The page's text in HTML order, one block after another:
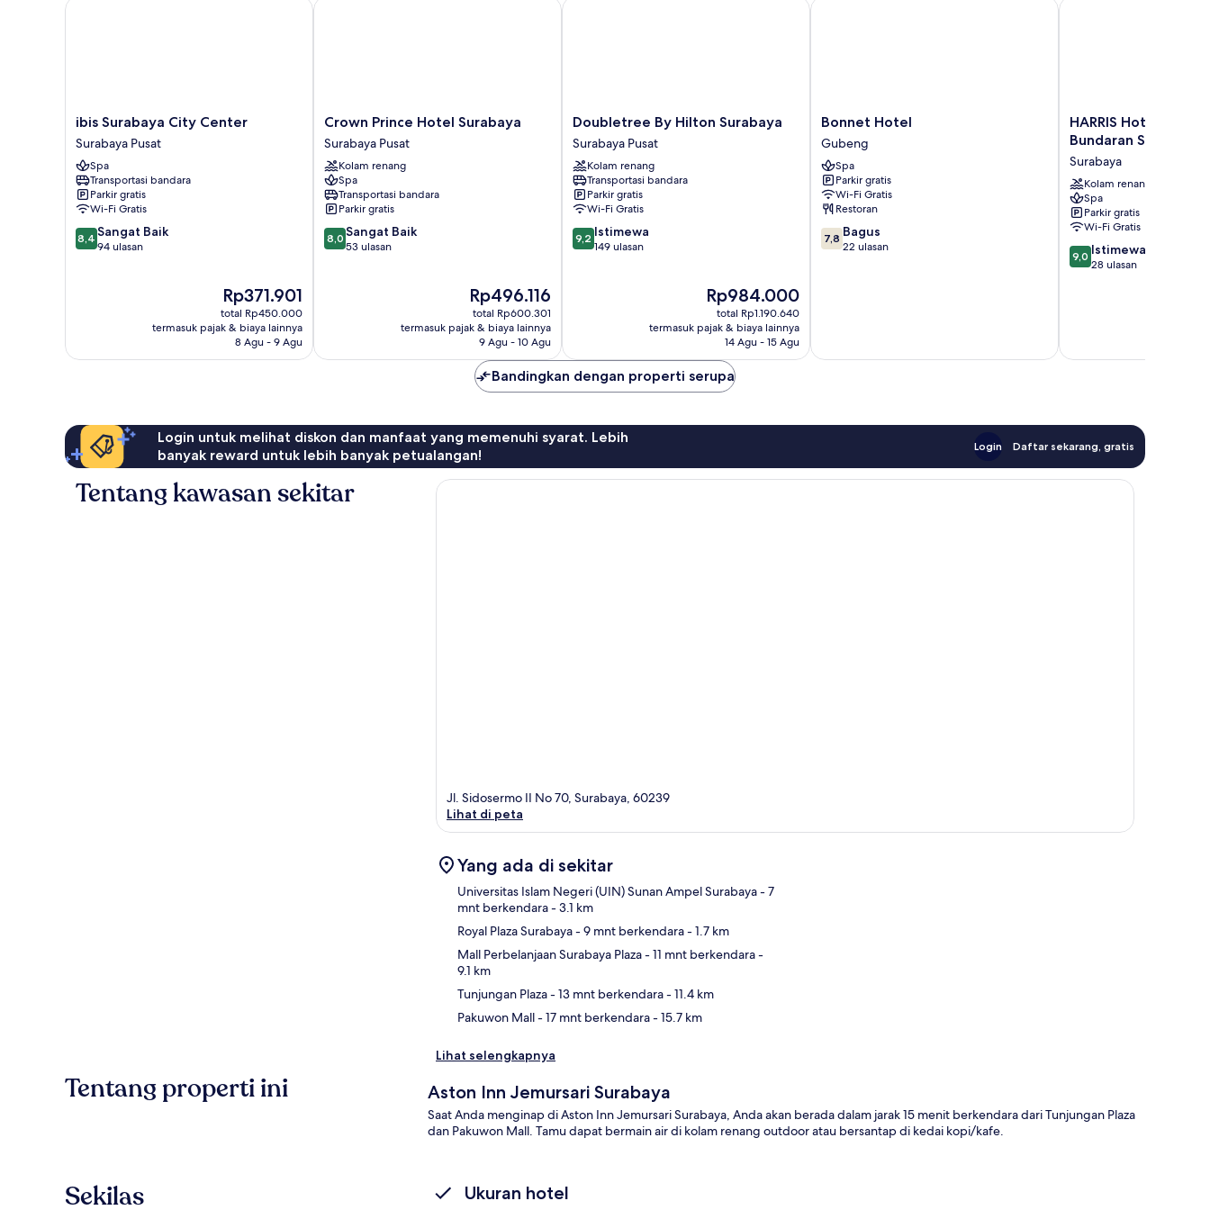
ibis
Surabaya
City
Center
Surabaya
Pusat
ibis Surabaya City Center
Surabaya Pusat
Spa
Transportasi bandara
Parkir gratis
Wi-Fi Gratis
8.4
dari
8,4 Sangat Baik
94 ulasan
Harga
sekarang
Rp371.901
Rp371.901
total Rp450.000
termasuk pajak & biaya lainnya
8 Agu - 9 Agu
ibis Surabaya City Center
Crown
Prince
Hotel
Surabaya
Surabaya
Pusat
Crown Prince Hotel Surabaya
Surabaya Pusat
Kolam renang
Spa
Transportasi bandara
Parkir gratis
8.0
dari
8,0 Sangat Baik
53 ulasan
Harga
sekarang
Rp496.116
Rp496.116
total Rp600.301
termasuk pajak & biaya lainnya
9 Agu - 10 Agu
Crown Prince Hotel Surabaya
Doubletree
By
Hilton
Surabaya
Surabaya
Pusat
Doubletree By Hilton Surabaya
Surabaya Pusat
Kolam renang
Transportasi bandara
Parkir gratis
Wi-Fi Gratis
9.2
dari
9,2 Istimewa
149 ulasan
Harga
sekarang
Rp984.000
Rp984.000
total Rp1.190.640
termasuk pajak & biaya lainnya
14 Agu - 15 Agu
Doubletree By Hilton Surabaya
Bonnet
Hotel
Gubeng
Bonnet Hotel
Gubeng
Spa
Parkir gratis
Wi-Fi Gratis
Restoran
7.8
dari
7,8 Bagus
22 ulasan
Bonnet Hotel
HARRIS
Hotel
Conventions
Bundaran
Satelit
Surabaya
Surabaya
HARRIS Hotel &
Bundaran Satelit
Surabaya
Kolam renang
Spa
Parkir gratis
Wi-Fi Gratis
9.0
dari
9,0 Istimewa
28 ulasan
HARRIS Hotel &
Bandingkan dengan properti serupa
Login untuk melihat diskon dan manfaat yang memenuhi syarat. Lebih
banyak reward untuk lebih banyak petualangan!
Login Daftar sekarang, gratis
Tentang kawasan sekitar
Jl. Sidosermo II No 70, Surabaya, 60239
Lihat di peta
Yang ada di sekitar
Universitas Islam Negeri (UIN) Sunan Ampel Surabaya- 7
mnt berkendara- 3.1 km
Royal Plaza Surabaya- 9 mnt berkendara- 1.7 km
Mall Perbelanjaan Surabaya Plaza- 11 mnt berkendara-
9.1 km
Tunjungan Plaza- 13 mnt berkendara- 11.4 km
Pakuwon Mall- 17 mnt berkendara- 15.7 km
Lihat selengkapnya
Tentang properti ini Aston Inn Jemursari Surabaya
Saat Anda menginap di Aston Inn Jemursari Surabaya, Anda akan berada dalam jarak 15 menit berkendara dari Tunjungan Plaza
dan Pakuwon Mall. Tamu dapat bermain air di kolam renang outdoor atau bersantap di kedai kopi/kafe.
Sekilas Ukuran hotel